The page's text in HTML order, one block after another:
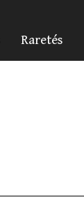
Raretés